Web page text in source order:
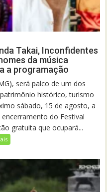
Takai, Inconfidentes
da música
a programação
será palco de um dos
histórico, turismo
sábado, 15 de agosto, a
do Festival
gratuita que ocupará...